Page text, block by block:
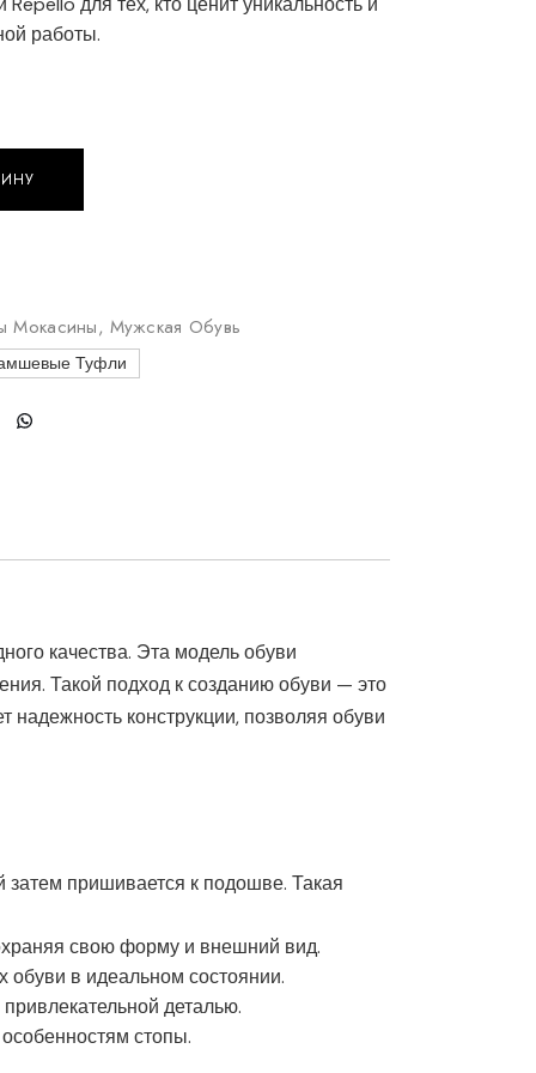
работы.
из замши Repello quantity
Мокасины,Мужская Обувь
Туфли
качества. Эта модель обуви
Такой подход к созданию обуви — это
надежность конструкции, позволяя обуви
пришивается к подошве. Такая
свою форму и внешний вид.
обуви в идеальном состоянии.
деталью.
стопы.